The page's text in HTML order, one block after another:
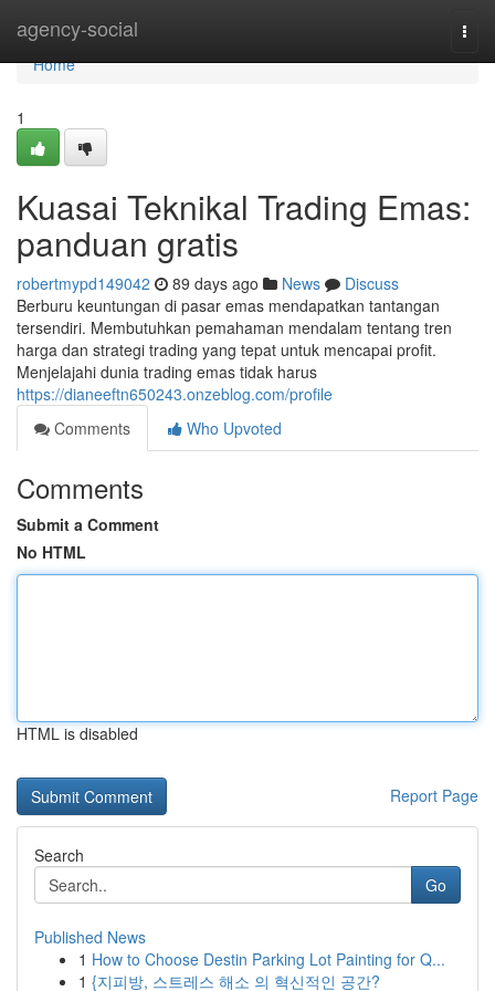
agency-social
Home
Home
1
Kuasai Teknikal Trading Emas:
panduan gratis
robertmypd149042 89 days ago News
Discuss
Berburu keuntungan di pasar emas mendapatkan tantangan
tersendiri. Membutuhkan pemahaman mendalam tentang tren
harga dan strategi trading yang tepat untuk mencapai profit.
Menjelajahi dunia trading emas tidak harus
https://dianeeftn650243.onzeblog.com/profile
Comments
Who Upvoted
Comments
Submit a Comment
No HTML
HTML is disabled
Report Page
Search
Go
Published News
1 How to Choose Destin Parking Lot Painting for Q...
1 {지피방, 스트레스 해소 의 혁신적인 공간?